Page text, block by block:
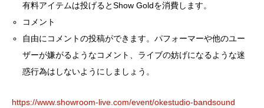
有料アイテムは投げるとShow Goldを消費します。
コメント
自由にコメントの投稿ができます。パフォーマーや他のユー
ザーが嫌がるようなコメント、ライブの妨げになるような迷
惑行為はしないようにしましょう。
https://www.showroom-live.com/event/okestudio-bandsound